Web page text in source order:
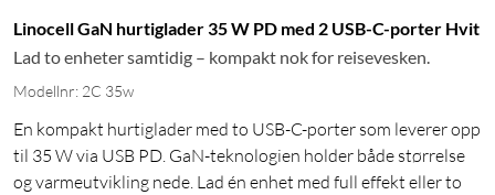
Linocell GaN hurtiglader 35 W PD med 2 USB-C-porter Hvit
Lad to enheter samtidig – kompakt nok for reisevesken.
Modellnr: 2C 35w
En kompakt hurtiglader med to USB-C-porter som leverer opp
til 35 W via USB PD. GaN-teknologien holder både størrelse
og varmeutvikling nede. Lad én enhet med full effekt eller to